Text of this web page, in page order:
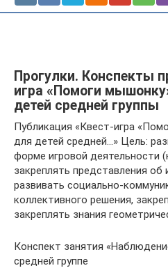
Прогулки. Конспекты
игра «Помоги
детей средней группы
Публикация «Квест-игра
для детей средней…» Цель:
форме игровой деятельности
закреплять представления об
развивать социально-
коллективного решения,
закреплять знания
Конспект занятия
средней группе